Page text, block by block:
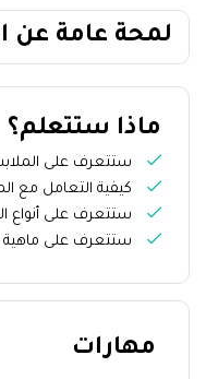
لمحة عامة عن
ماذا ستتعلم؟
ستتعرف على
كيفية التعامل مع
ستتعرف على أنواع
ستتعرف على ماهية
مهارات